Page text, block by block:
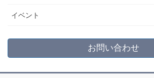
イベント
お問い合わせ